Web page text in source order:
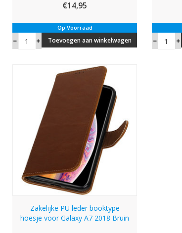
€14,95
Op Voorraad
Toevoegen aan winkelwagen
Zakelijke PU leder booktype
hoesje voor Galaxy A7 2018 Bruin